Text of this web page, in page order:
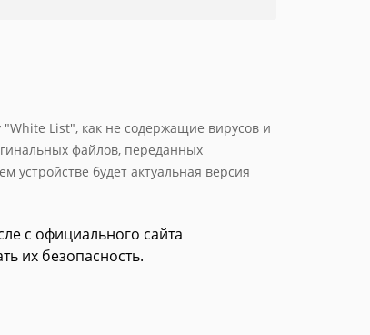
List", как не содержащие вирусов и
файлов, переданных
будет актуальная версия
с официального сайта
их безопасность.